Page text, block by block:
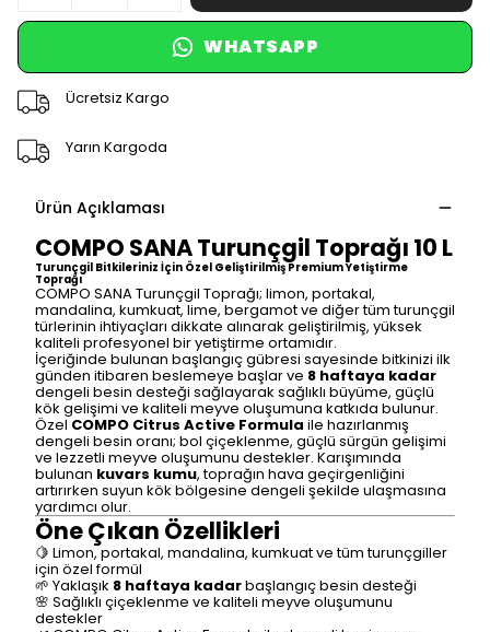
WHATSAPP
Ücretsiz Kargo
Yarın Kargoda
Ürün Açıklaması
COMPO SANA Turunçgil Toprağı 10 L
Turunçgil Bitkileriniz İçin Özel Geliştirilmiş Premium Yetiştirme
Toprağı
COMPO SANA Turunçgil Toprağı; limon, portakal,
mandalina, kumkuat, lime, bergamot ve diğer tüm turunçgil
türlerinin ihtiyaçları dikkate alınarak geliştirilmiş, yüksek
kaliteli profesyonel bir yetiştirme ortamıdır.
İçeriğinde bulunan başlangıç gübresi sayesinde bitkinizi ilk
günden itibaren beslemeye başlar ve 8 haftaya kadar
dengeli besin desteği sağlayarak sağlıklı büyüme, güçlü
kök gelişimi ve kaliteli meyve oluşumuna katkıda bulunur.
Özel COMPO Citrus Active Formula ile hazırlanmış
dengeli besin oranı; bol çiçeklenme, güçlü sürgün gelişimi
ve lezzetli meyve oluşumunu destekler. Karışımında
bulunan kuvars kumu, toprağın hava geçirgenliğini
artırırken suyun kök bölgesine dengeli şekilde ulaşmasına
yardımcı olur.
Öne Çıkan Özellikleri
🍋 Limon, portakal, mandalina, kumkuat ve tüm turunçgiller
için özel formül
🌱 Yaklaşık 8 haftaya kadarbaşlangıç besin desteği
🌸 Sağlıklı çiçeklenme ve kaliteli meyve oluşumunu
destekler